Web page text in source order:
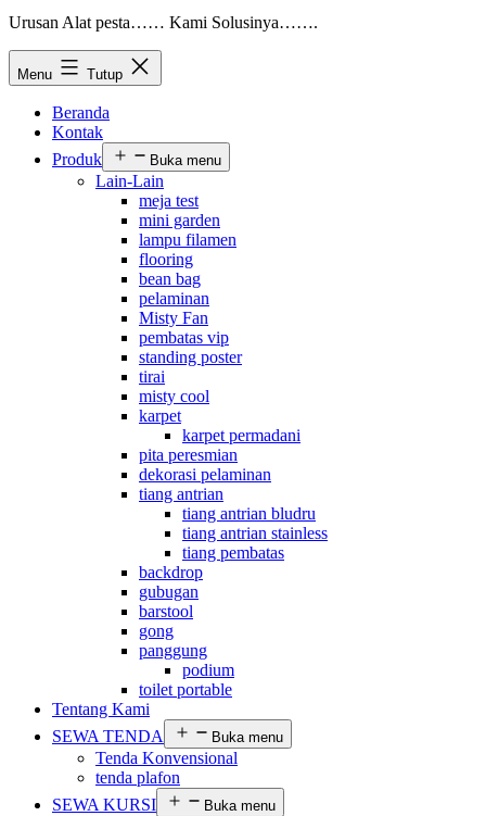
Urusan Alat pesta…… Kami Solusinya…….
Menu Tutup
Beranda
Kontak
Produk
Buka menu
Lain-Lain
meja test
mini garden
lampu filamen
flooring
bean bag
pelaminan
Misty Fan
pembatas vip
standing poster
tirai
misty cool
karpet
karpet permadani
pita peresmian
dekorasi pelaminan
tiang antrian
tiang antrian bludru
tiang antrian stainless
tiang pembatas
backdrop
gubugan
barstool
gong
panggung
podium
toilet portable
Tentang Kami
SEWA TENDA
Buka menu
Tenda Konvensional
tenda plafon
SEWA KURSI
Buka menu